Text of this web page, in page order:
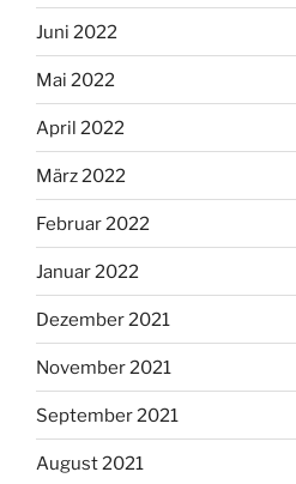
Juni 2022
Mai 2022
April 2022
März 2022
Februar 2022
Januar 2022
Dezember 2021
November 2021
September 2021
August 2021